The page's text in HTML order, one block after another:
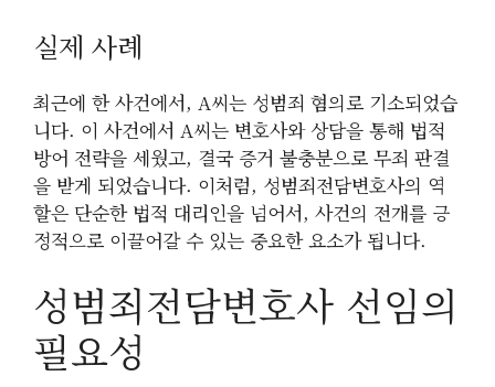
실제 사례
최근에 한 사건에서, A씨는 성범죄 혐의로 기소되었습
니다. 이 사건에서 A씨는 변호사와 상담을 통해 법적
방어 전략을 세웠고, 결국 증거 불충분으로 무죄 판결
을 받게 되었습니다. 이처럼, 성범죄전담변호사의 역
할은 단순한 법적 대리인을 넘어서, 사건의 전개를 긍
정적으로 이끌어갈 수 있는 중요한 요소가 됩니다.
성범죄전담변호사 선임의
필요성